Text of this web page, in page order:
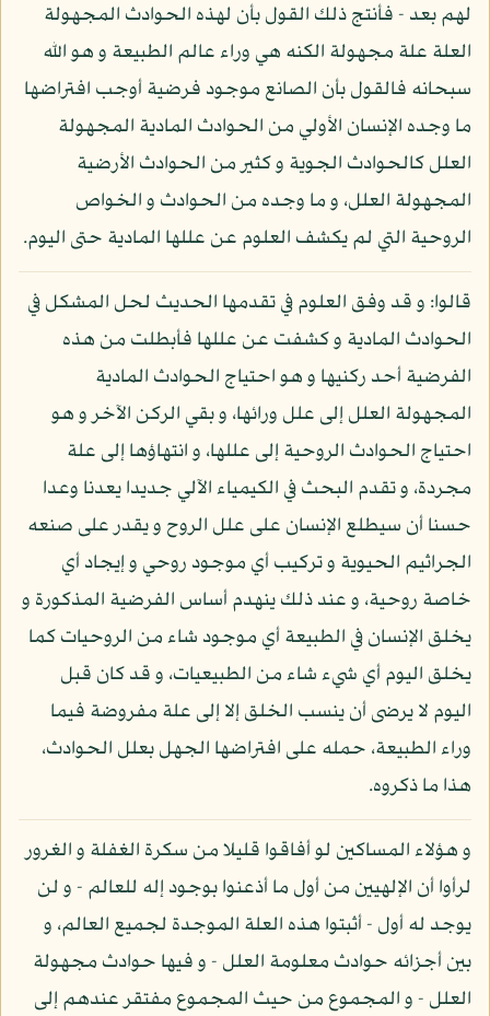
لهم بعد - فأنتج ذلك القول بأن لهذه الحوادث المجهولة
العلة علة مجهولة الكنه هي وراء عالم الطبيعة و هو الله
سبحانه فالقول بأن الصانع موجود فرضية أوجب افتراضها
ما وجده الإنسان الأولي من الحوادث المادية المجهولة
العلل كالحوادث الجوية و كثير من الحوادث الأرضية
المجهولة العلل، و ما وجده من الحوادث و الخواص
الروحية التي لم يكشف العلوم عن عللها المادية حتى اليوم.
قالوا: و قد وفق العلوم في تقدمها الحديث لحل المشكل في
الحوادث المادية و كشفت عن عللها فأبطلت من هذه
الفرضية أحد ركنيها و هو احتياج الحوادث المادية
المجهولة العلل إلى علل ورائها، و بقي الركن الآخر و هو
احتياج الحوادث الروحية إلى عللها، و انتهاؤها إلى علة
مجردة، و تقدم البحث في الكيمياء الآلي جديدا يعدنا وعدا
حسنا أن سيطلع الإنسان على علل الروح و يقدر على صنعه
الجراثيم الحيوية و تركيب أي موجود روحي و إيجاد أي
خاصة روحية، و عند ذلك ينهدم أساس الفرضية المذكورة و
يخلق الإنسان في الطبيعة أي موجود شاء من الروحيات كما
يخلق اليوم أي شيء شاء من الطبيعيات، و قد كان قبل
اليوم لا يرضى أن ينسب الخلق إلا إلى علة مفروضة فيما
وراء الطبيعة، حمله على افتراضها الجهل بعلل الحوادث،
هذا ما ذكروه.
و هؤلاء المساكين لو أفاقوا قليلا من سكرة الغفلة و الغرور
لرأوا أن الإلهيين من أول ما أذعنوا بوجود إله للعالم - و لن
يوجد له أول - أثبتوا هذه العلة الموجدة لجميع العالم، و
بين أجزائه حوادث معلومة العلل - و فيها حوادث مجهولة
العلل - و المجموع من حيث المجموع مفتقر عندهم إلى